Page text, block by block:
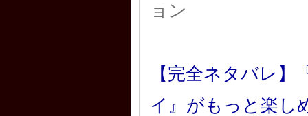
ョン
【完全ネタバレ
イ』がもっと楽し